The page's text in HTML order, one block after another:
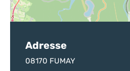
Adresse
08170 FUMAY